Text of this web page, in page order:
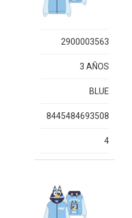
2900003563
3 AÑOS
BLUE
8445484693508
4